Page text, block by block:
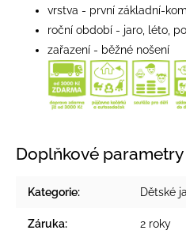
vrstva - první základní-
roční období - jaro, léto,
zařazení - běžné nošení
Doplňkové parametry
Kategorie: Dětské
Záruka: 2 roky